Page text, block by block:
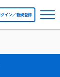
イン／新規登録